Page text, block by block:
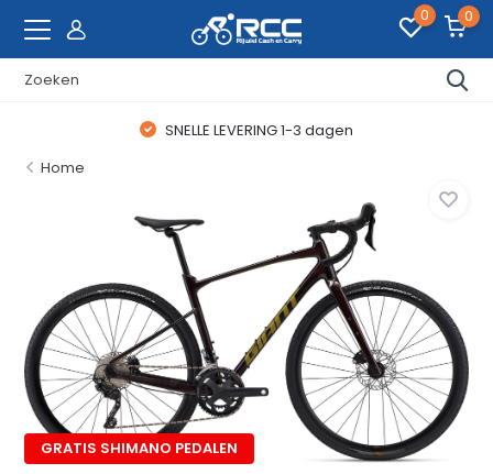
0 0
SNELLE LEVERING 1-3 dagen
Home
GRATIS SHIMANO PEDALEN